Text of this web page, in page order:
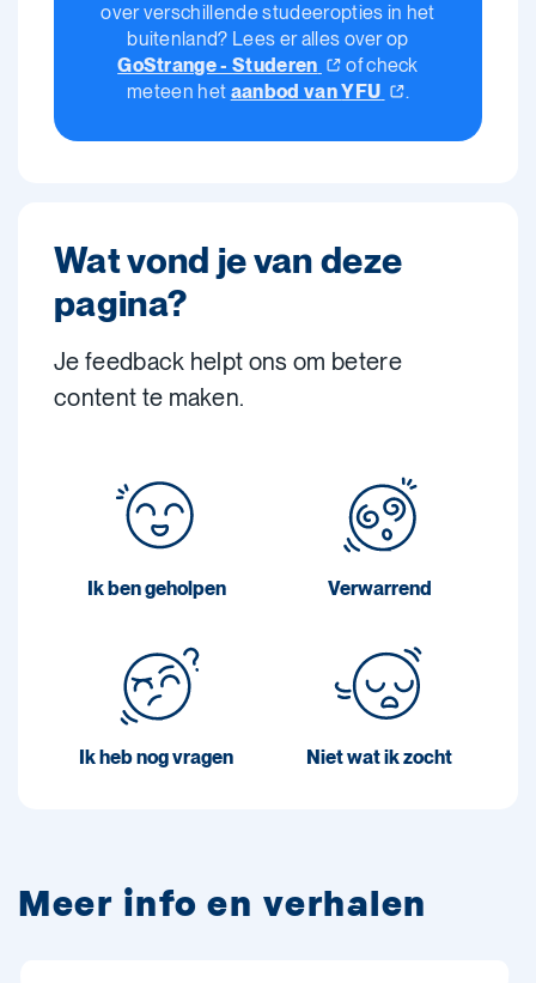
over verschillende studeeropties in het
buitenland? Lees er alles over op
GoStrange -Studeren
of check
meteen het aanbod vanYFU .
Wat vond je van deze
pagina?
Je feedback helpt ons om betere
content te maken.
Ik ben geholpen Verwarrend
Ik heb nog vragen Niet wat ik zocht
Meer info en verhalen